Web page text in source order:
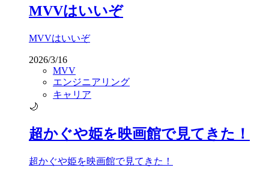
MVVはいいぞ
MVVはいいぞ
2026/3/16
MVV
エンジニアリング
キャリア
🌙
超かぐや姫を映画館で見てきた！
超かぐや姫を映画館で見てきた！